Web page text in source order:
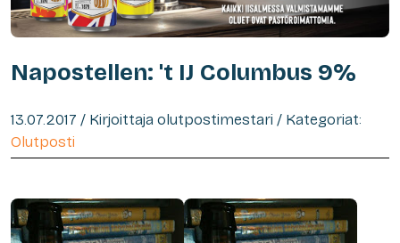
Napostellen: 't IJ Columbus 9%
13.07.2017 / Kirjoittaja olutpostimestari / Kategoriat:
Olutposti